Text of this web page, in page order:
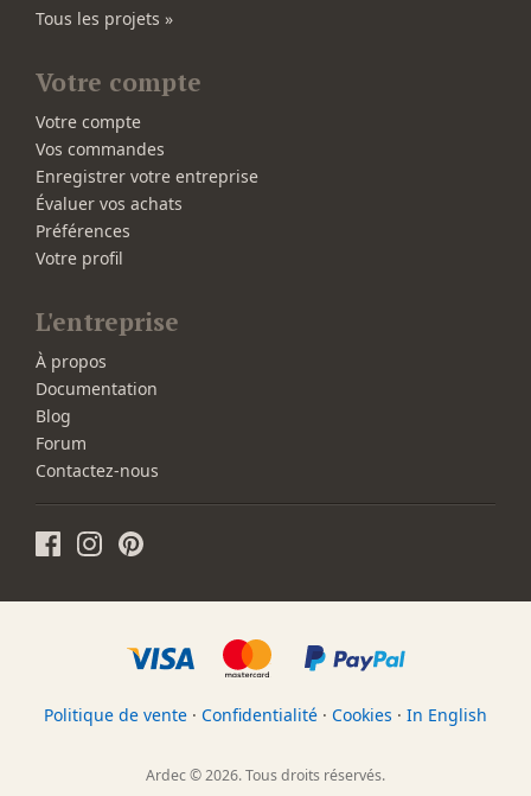
Tous les projets »
Votre compte
Votre compte
Vos commandes
Enregistrer votre entreprise
Évaluer vos achats
Préférences
Votre profil
L'entreprise
À propos
Documentation
Blog
Forum
Contactez-nous
Politique de vente · Confidentialité · Cookies · In English
Ardec © 2026. Tous droits réservés.